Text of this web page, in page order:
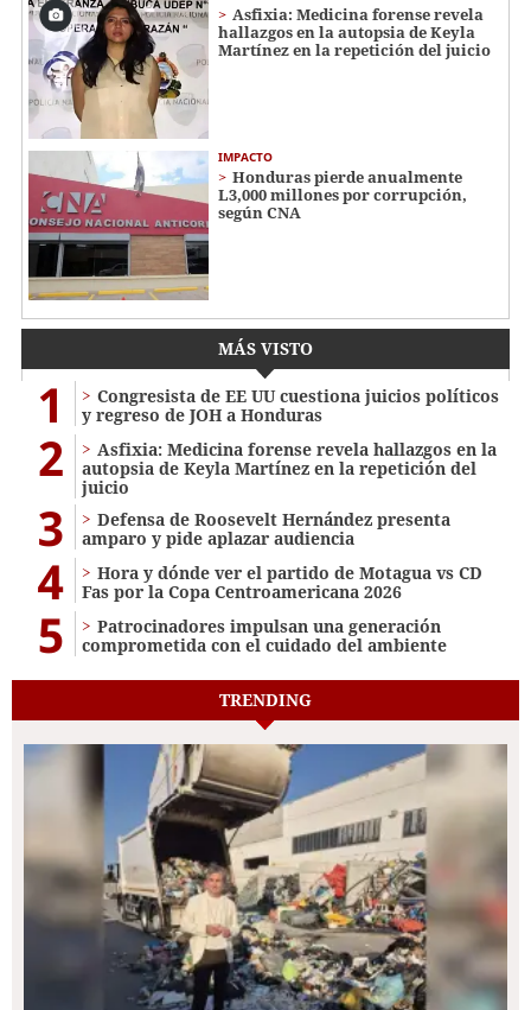
Asfixia: Medicina forense revela
hallazgos en la autopsia de Keyla
Martínez en la repetición del juicio
IMPACTO
Honduras pierde anualmente
L3,000 millones por corrupción,
según CNA
MÁS VISTO
1
Congresista de EE UU cuestiona juicios políticos
y regreso de JOH a Honduras
2
Asfixia: Medicina forense revela hallazgos en la
autopsia de Keyla Martínez en la repetición del
juicio
3
Defensa de Roosevelt Hernández presenta
amparo y pide aplazar audiencia
4
Hora y dónde ver el partido de Motagua vs CD
Fas por la Copa Centroamericana 2026
5
Patrocinadores impulsan una generación
comprometida con el cuidado del ambiente
TRENDING